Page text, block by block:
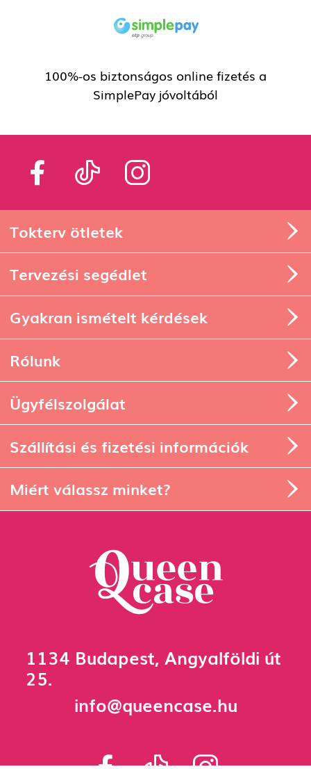
100%-os biztonságos online fizetés a
SimplePay jóvoltából
Tokterv ötletek
Tervezési segédlet
Gyakran ismételt kérdések
Rólunk
Ügyfélszolgálat
Szállítási és fizetési információk
Miért válassz minket?
1134 Budapest, Angyalföldi út
25.
info@queencase.hu